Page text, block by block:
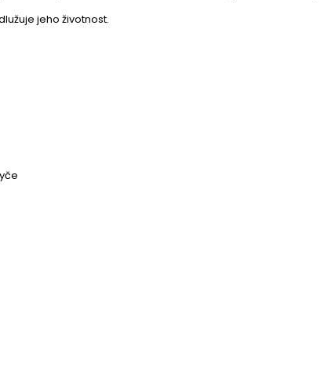
jeho životnost.